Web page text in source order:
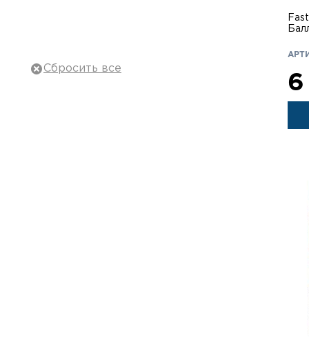
Тактическое снаряжение